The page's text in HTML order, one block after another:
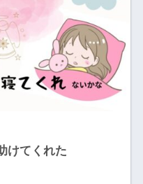
けてくれた